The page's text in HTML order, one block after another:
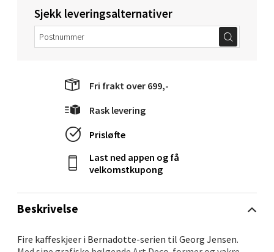
Beskrivelse
Fire kaffeskjeer i Bernadotte-serien til Georg Jensen.
Sjekk leveringsalternativer
Fri frakt over 699,-
Rask levering
Prisløfte
Last ned appen og få
velkomstkupong
Molde - Moldetorget
Torget 1, 6413 Molde
Åpent i dag 10-20
0 i butikk
Narvik - Thon Senter Malmporten